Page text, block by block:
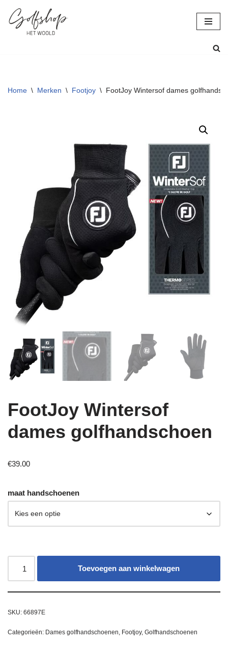
Ga
Home \ Merken \ Footjoy \ FootJoy Wintersof dames
FootJoy Wintersof
dames golfhandschoen
€39.00
maat handschoenen
Toevoegen aan winkelwagen
SKU: 66897E
Categorieën: Dames golfhandschoenen, Footjoy, Golfhandschoenen